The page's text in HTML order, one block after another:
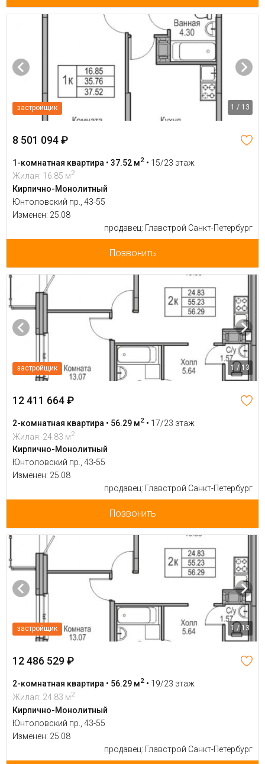
застройщик 1 / 13
8 501 094 ₽
1-комнатная квартира • 37.52 м2 • 15/23 этаж
Жилая: 16.85 м2
Кирпично-Монолитный
Юнтоловский пр., 43-55
Изменен: 25.08
продавец: Главстрой Санкт-Петербург
Позвонить
застройщик 1 / 13
12 411 664 ₽
2-комнатная квартира • 56.29 м2 • 17/23 этаж
Жилая: 24.83 м2
Кирпично-Монолитный
Юнтоловский пр., 43-55
Изменен: 25.08
продавец: Главстрой Санкт-Петербург
Позвонить
застройщик 1 / 13
12 486 529 ₽
2-комнатная квартира • 56.29 м2 • 19/23 этаж
Жилая: 24.83 м2
Кирпично-Монолитный
Юнтоловский пр., 43-55
Изменен: 25.08
продавец: Главстрой Санкт-Петербург